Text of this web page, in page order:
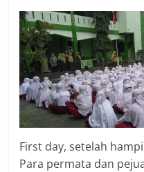
First day, setelah
Para permata dan